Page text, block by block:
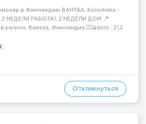
в Финляндию ВАНТАА, Koivuhaka -
НЕДЕЛИ РАБОТА\ 2 НЕДЕЛИ ДОМ 📍
регион, Вантаа, Финляндия 👌🏻вахта : 2\2
предоставляется БЕСПЛАТНО 📞
Откликнуться